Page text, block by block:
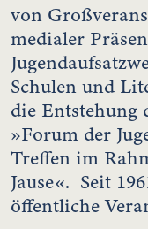
von
medialer
Schulen und
die Entstehung
»Forum der
Treffen im
Jause«. Seit
öffentliche